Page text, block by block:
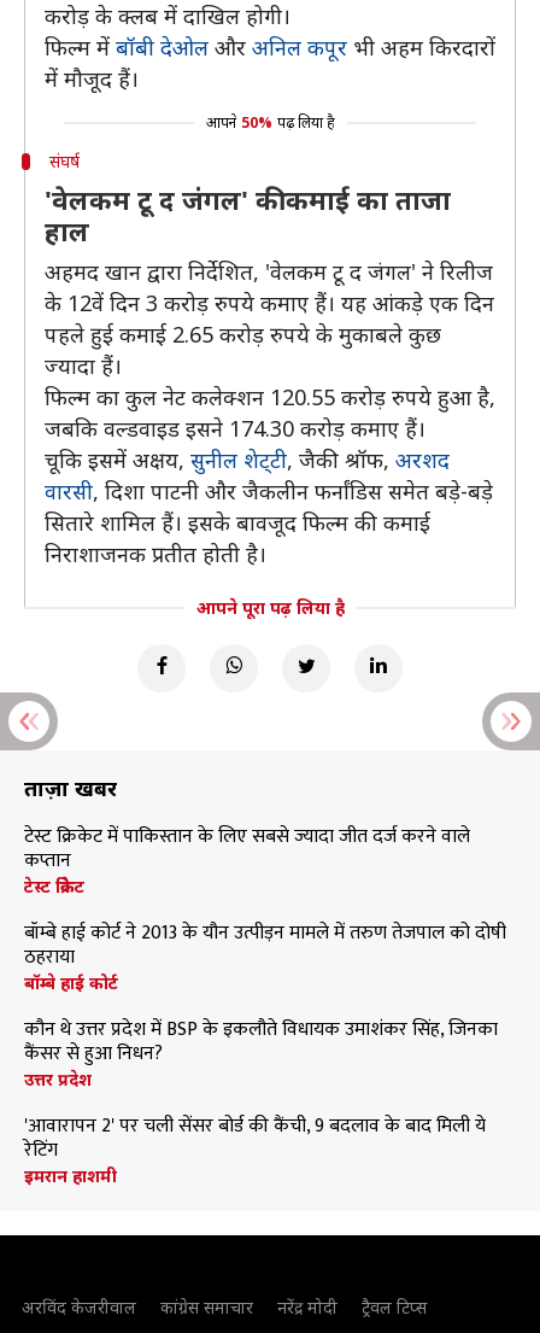
करोड़ के क्लब में दाखिल होगी।
फिल्म में बॉबी देओल और अनिल कपूर भी अहम किरदारों
में मौजूद हैं।
आपने 50% पढ़ लिया है
संघर्ष
'वेलकम टू द जंगल' की कमाई का ताजा
हाल
अहमद खान द्वारा निर्देशित, 'वेलकम टू द जंगल' ने रिलीज
के 12वें दिन 3 करोड़ रुपये कमाए हैं। यह आंकड़े एक दिन
पहले हुई कमाई 2.65 करोड़ रुपये के मुकाबले कुछ
ज्यादा हैं।
फिल्म का कुल नेट कलेक्शन 120.55 करोड़ रुपये हुआ है,
जबकि वल्डवाइड इसने 174.30 करोड़ कमाए हैं।
चूकि इसमें अक्षय, सुनील शेट्‌टी, जैकी श्रॉफ, अरशद
वारसी, दिशा पाटनी और जैकलीन फर्नांडिस समेत बड़े-बड़े
सितारे शामिल हैं। इसके बावजूद फिल्म की कमाई
निराशाजनक प्रतीत होती है।
आपने पूरा पढ़ लिया है
ताज़ा खबरें
टेस्ट क्रिकेट में पाकिस्तान के लिए सबसे ज्यादा जीत दर्ज करने वाले
कप्तान
टेस्ट क्रिकेट
बॉम्बे हाई कोर्ट ने 2013 के यौन उत्पीड़न मामले में तरुण तेजपाल को दोषी
ठहराया
बॉम्बे हाई कोर्ट
कौन थे उत्तर प्रदेश में BSP के इकलौते विधायक उमाशंकर सिंह, जिनका
कैंसर से हुआ निधन?
उत्तर प्रदेश
'आवारापन 2' पर चली सेंसर बोर्ड की कैंची, 9 बदलाव के बाद मिली ये
रेटिंग
इमरान हाशमी
अरविंद केजरीवाल कांग्रेस समाचार नरेंद्र मोदी ट्रैवल टिप्स